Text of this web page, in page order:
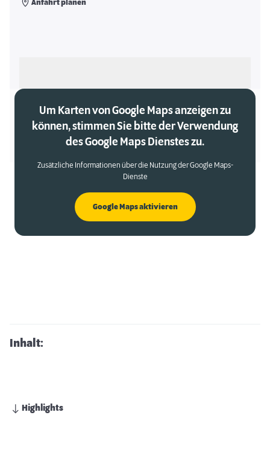
Anfahrt planen
Um Karten von Google Maps anzeigen zu
können, stimmen Sie bitte der Verwendung
des Google Maps Dienstes zu.
Zusätzliche Informationen über die Nutzung der Google Maps-
Dienste
Google Maps aktivieren
Inhalt:
Highlights